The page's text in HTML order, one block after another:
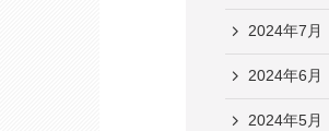
2024年7月
2024年6月
2024年5月